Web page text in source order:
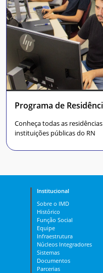
Programa de
Conheça todas as
instituições públicas do RN
Institucional
Sobre o IMD
Histórico
Função Social
Equipe
Infraestrutura
Núcleos Integradores
Sistemas
Documentos
Parcerias